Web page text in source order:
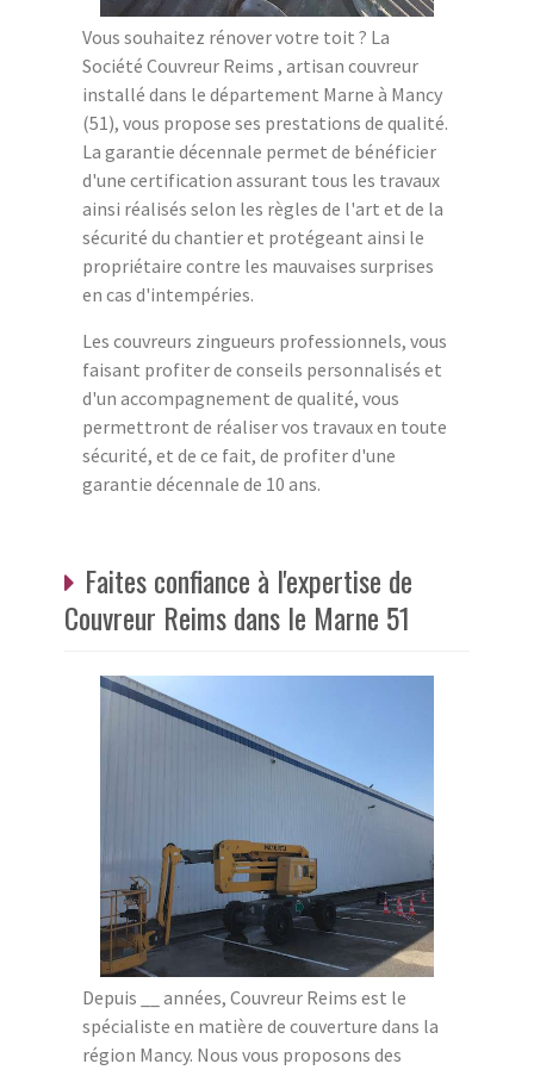
Vous souhaitez rénover votre toit ? La
Société Couvreur Reims , artisan couvreur
installé dans le département Marne à Mancy
(51), vous propose ses prestations de qualité.
La garantie décennale permet de bénéficier
d'une certification assurant tous les travaux
ainsi réalisés selon les règles de l'art et de la
sécurité du chantier et protégeant ainsi le
propriétaire contre les mauvaises surprises
en cas d'intempéries.
Les couvreurs zingueurs professionnels, vous
faisant profiter de conseils personnalisés et
d'un accompagnement de qualité, vous
permettront de réaliser vos travaux en toute
sécurité, et de ce fait, de profiter d'une
garantie décennale de 10 ans.
Faites confiance à l'expertise de
Couvreur Reims dans le Marne 51
Depuis __ années, Couvreur Reims est le
spécialiste en matière de couverture dans la
région Mancy. Nous vous proposons des